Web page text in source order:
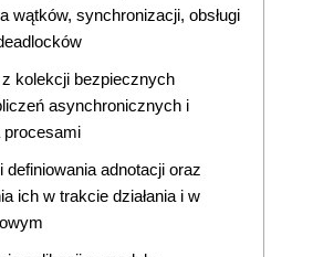
wątków, synchronizacji, obsługi
kolekcji bezpiecznych
asynchronicznych i
procesami
definiowania adnotacji oraz
ich w trakcie działania i w